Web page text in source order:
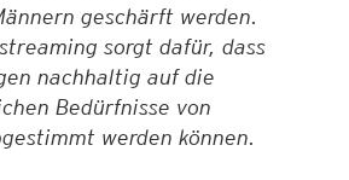
geschärft werden.
sorgt dafür, dass
nachhaltig auf die
Bedürfnisse von
werden können.